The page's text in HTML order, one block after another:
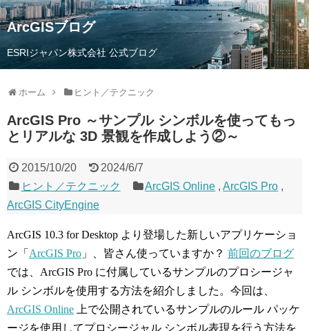
ArcGISブログ
ESRIジャパン株式会社 公式ブログ
ホーム ヒント／テクニック
ArcGIS Pro ～サンプル シンボルを使ってもっ
とリアルな 3D 景観を作成しよう②～
2015/10/20
2024/6/7
ヒント／テクニック
ArcGIS Online ,ArcGIS Pro ,
ArcGIS CityEngine
ArcGIS 10.3 for Desktop より登場した新しいアプリケーショ
ン「 ArcGIS Pro 」、皆さん使っていますか？ 前回のブログ
では、ArcGIS Pro に付属しているサンプルのプロシージャ
ル シンボルを使用する方法を紹介しました。今回は、
ArcGIS Online 上で公開されているサンプルのルール パッケ
ージを使用してプロシージャル シンボル表現を行う方法を